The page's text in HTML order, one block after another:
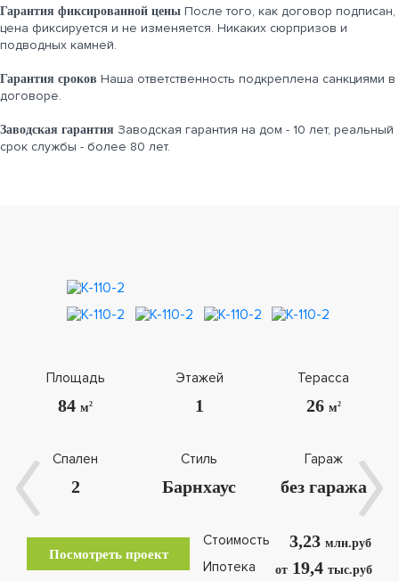
Гарантия фиксированной цены После того, как договор подписан,
цена фиксируется и не изменяется. Никаких сюрпризов и
подводных камней.
Гарантия сроков Наша ответственность подкреплена санкциями в
договоре.
Заводская гарантия Заводская гарантия на дом - 10 лет, реальный
срок службы - более 80 лет.
Площадь
84м2
Этажей
1
Терасса
26 м2
Спален
2
Стиль
Барнхаус
Гараж
без гаража
Стоимость 3,23 млн.руб
Ипотека от19,4 тыс.руб
Посмотреть проект